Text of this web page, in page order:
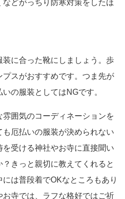
どがっちり防寒対策をしたほ
に合った靴にしましょう。歩
スがおすすめです。つま先が
の服装としてはNGです。
囲気のコーディネーションを
厄払いの服装が決められない
受ける神社やお寺に直接聞い
きっと親切に教えてくれると
は普段着でOKなところもあり
お寺では、ラフな格好ではご祈